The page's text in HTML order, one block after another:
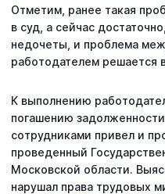
Отметим, ранее такая
в суд, а сейчас
недочеты, и проблема
работодателем решается
К выполнению
погашению
сотрудниками привел и
проведенный
Московской области.
нарушал права трудовых